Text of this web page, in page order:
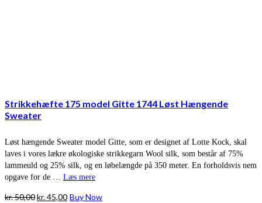
Strikkehæfte 175 model Gitte 1744 Løst Hængende
Sweater
Løst hængende Sweater model Gitte, som er designet af Lotte Kock, skal
laves i vores lækre økologiske strikkegarn Wool silk, som består af 75%
lammeuld og 25% silk, og en løbelængde på 350 meter. En forholdsvis nem
opgave for de … Læs mere
kr.50,00Den
kr.45,00Den
Buy Now